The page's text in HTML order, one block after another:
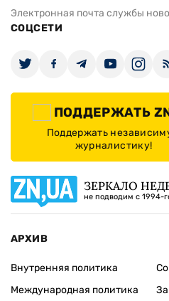
Электронная почта службы
СОЦСЕТИ
ПОДДЕРЖАТЬ
Поддержать
журналистику!
ЗЕРКАЛО
не подводим с 1994-
АРХИВ
Внутренняя политика
Международная политика